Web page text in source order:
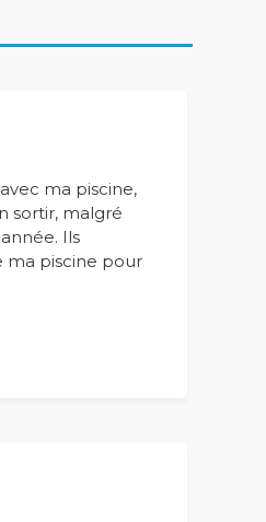
ma piscine,
sortir, malgré
Ils
piscine pour